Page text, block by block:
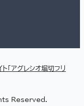
「アグレシオ堀切フリ
Reserved.